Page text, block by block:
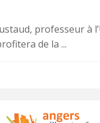
professeur à
de la ...